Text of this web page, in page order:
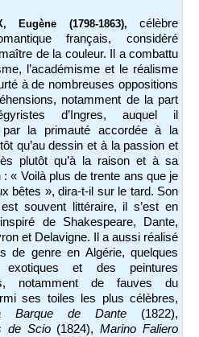
Eugène (1798-1863),
célèbre
français, considéré
de la couleur. Il a combattu
l’académisme et le réalisme
à de nombreuses oppositions
notamment de la part
d’Ingres, auquel il
par la primauté accordée à la
qu’au dessin et à la passion et
plutôt qu’à la raison et à sa
: « Voilà plus de trente ans que je
bêtes », dira-t-il sur le tard. Son
souvent littéraire, il s’est en
de Shakespeare, Dante,
et Delavigne. Il a aussi réalisé
de genre en Algérie, quelques
exotiques et des peintures
notamment de fauves du
ses toiles les plus célèbres,
Barque de Dante (1822),
de Scio(1824),Marino Faliero